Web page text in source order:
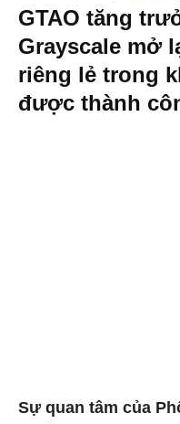
GTAO tăng
Grayscale mở
riêng lẻ trong
được thành
Sự quan tâm của